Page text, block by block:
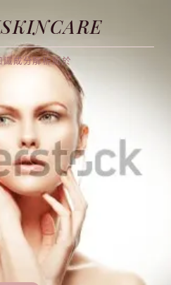
識成分解析關於